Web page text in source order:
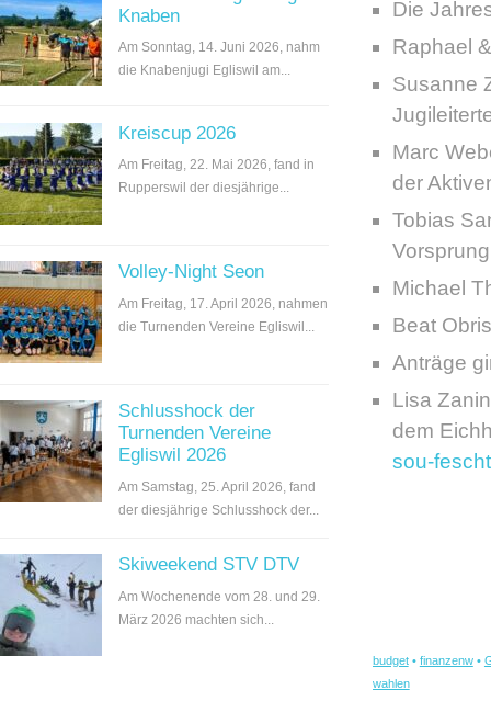
Knaben
Am Sonntag, 14. Juni 2026, nahm
die Knabenjugi Egliswil am...
Kreiscup 2026
Am Freitag, 22. Mai 2026, fand in
Rupperswil der diesjährige...
Volley-Night Seon
Am Freitag, 17. April 2026, nahmen
die Turnenden Vereine Egliswil...
Schlusshock der
Turnenden Vereine
Egliswil 2026
Am Samstag, 25. April 2026, fand
der diesjährige Schlusshock der...
Skiweekend STV DTV
Am Wochenende vom 28. und 29.
März 2026 machten sich...
Die
Raphael
Susanne
Marc
der
Tobias
Michael
Beat
Anträge
Lisa
dem
sou-
budget• finanzenw•
wahlen